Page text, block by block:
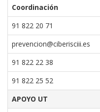
Coordinación
91 822 20 71
prevencion@ciberisciii.es
91 822 22 38
91 822 25 52
APOYO UT